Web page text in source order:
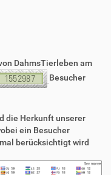
DahmsTierleben am
Besucher
die Herkunft unserer
ein Besucher
berücksichtigt wird